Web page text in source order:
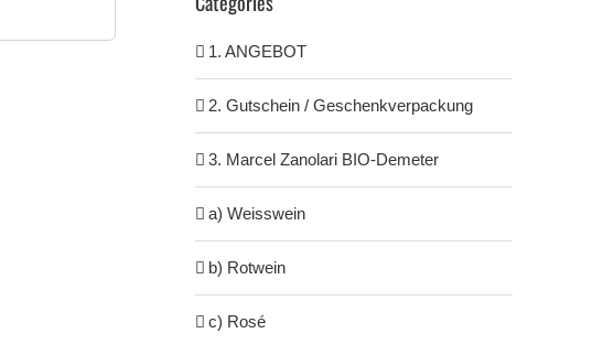
1. ANGEBOT
2. Gutschein / Geschenkverpackung
3. Marcel Zanolari BIO-Demeter
a) Weisswein
b) Rotwein
c) Rosé